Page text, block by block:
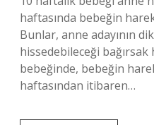
haftasında bebeğin
Bunlar, anne adayının
hissedebileceği
bebeğinde, bebeğin
haftasından itibaren…